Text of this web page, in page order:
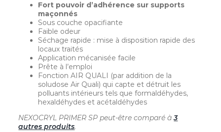
Fort pouvoir d’adhérence sur supports
maçonnés
Sous couche opacifiante
Faible odeur
Séchage rapide : mise à disposition rapide des
locaux traités
Application mécanisée facile
Prête à l’emploi
Fonction AIR QUALI (par addition de la
soludose Air Quali) qui capte et détruit les
polluants intérieurs tels que formaldéhydes,
hexaldéhydes et acétaldéhydes
NEXOCRYL PRIMER SP peut-être comparé à3
autres produits.